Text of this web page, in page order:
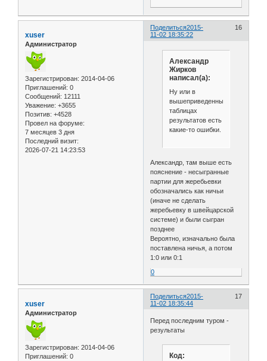
Поделиться 16
2015-
11-02 18:35:22
xuser
Администратор
Зарегистрирован: 2014-04-06
Приглашений: 0
Сообщений: 12111
Уважение: +3655
Позитив: +4528
Провел на форуме:
7 месяцев 3 дня
Последний визит:
2026-07-21 14:23:53
Александр
Жирков
написал(а):
Ну или в
вышеприведенных
таблицах
результатов есть
какие-то ошибки.
Александр, там выше есть
пояснение - несыгранные
партии для жеребьевки
обозначались как ничьи
(иначе не сделать
жеребьевку в швейцарской
системе) и были сыгран
позднее
Вероятно, изначально была
поставлена ничья, а потом
1:0 или 0:1
0
Поделиться 17
2015-
11-02 18:35:44
xuser
Администратор
Зарегистрирован: 2014-04-06
Приглашений: 0
Перед последним туром -
результаты
Код: